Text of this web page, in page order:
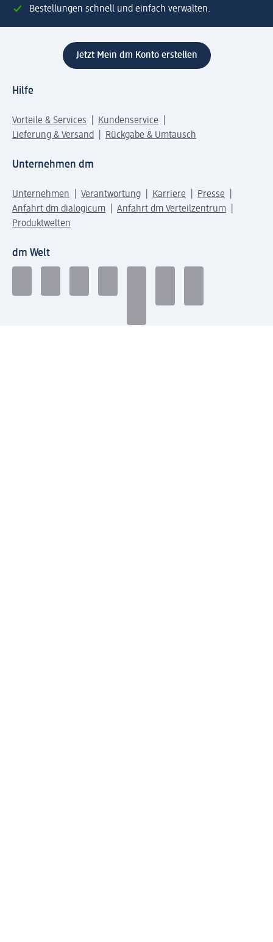
Bestellungen schnell und einfach verwalten.
Jetzt Mein dm Konto erstellen
Hilfe
Vorteile & Services
Kundenservice
Lieferung & Versand
Rückgabe & Umtausch
Unternehmen dm
Unternehmen Verantwortung Karriere
Presse
Anfahrt dm dialogicum
Anfahrt dm Verteilzentrum
Produktwelten
dm Welt